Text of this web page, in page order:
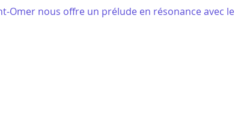
Omer nous offre un prélude en résonance avec le